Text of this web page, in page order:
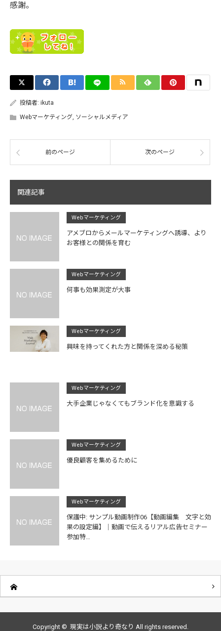
感謝。
投稿者: ikuta
Webマーケティング, ソーシャルメディア
前のページ 次のページ
関連記事
Webマーケティング
アメブロからメールマーケティングへ誘導、より
お客様との関係を育む
Webマーケティング
何事も効果測定が大事
Webマーケティング
興味を持ってくれた方と関係を深める秘策
Webマーケティング
大手企業じゃなくてもブランド化を意識する
Webマーケティング
優良顧客を集めるために
Webマーケティング
保護中: サンプル動画制作06【動画編集 文字と効
果の設定編】｜動画で伝えるリアル広告セミナー
参加特…
Copyright © 現実は小説より奇なり All rights reserved.